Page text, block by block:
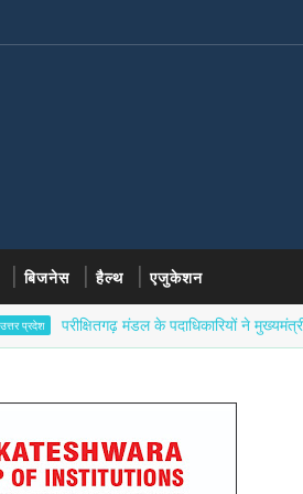
बिजनेस हैल्थ एजुकेशन
परीक्षितगढ़ मंडल के पदाधिकारियों ने मुख्यमंत्री योगी